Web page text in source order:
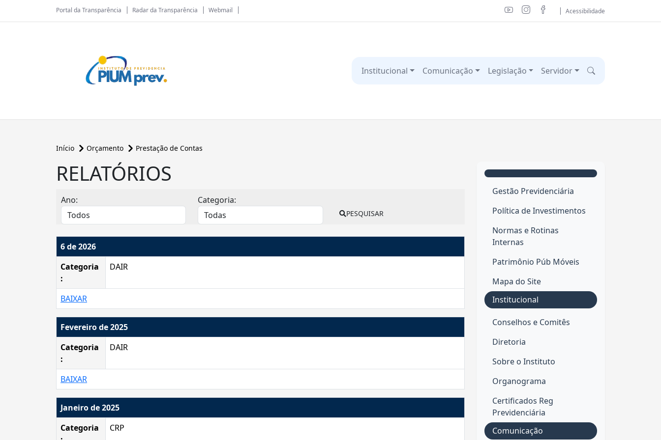
Portal da Transparência Radar da Transparência Webmail Acessibilidade
Institucional Comunicação Legislação Servidor
Início Orçamento Prestação de Contas
RELATÓRIOS
Ano: Categoria:
PESQUISAR
6 de 2026
Categoria
:
DAIR
BAIXAR
Fevereiro de 2025
Categoria
:
DAIR
BAIXAR
Janeiro de 2025
Categoria
CRP
Gestão Previdenciária
Política de Investimentos
Normas e Rotinas
Internas
Patrimônio Púb Móveis
Mapa do Site
Institucional
Conselhos e Comitês
Diretoria
Sobre o Instituto
Organograma
Certificados Reg
Previdenciária
Comunicação